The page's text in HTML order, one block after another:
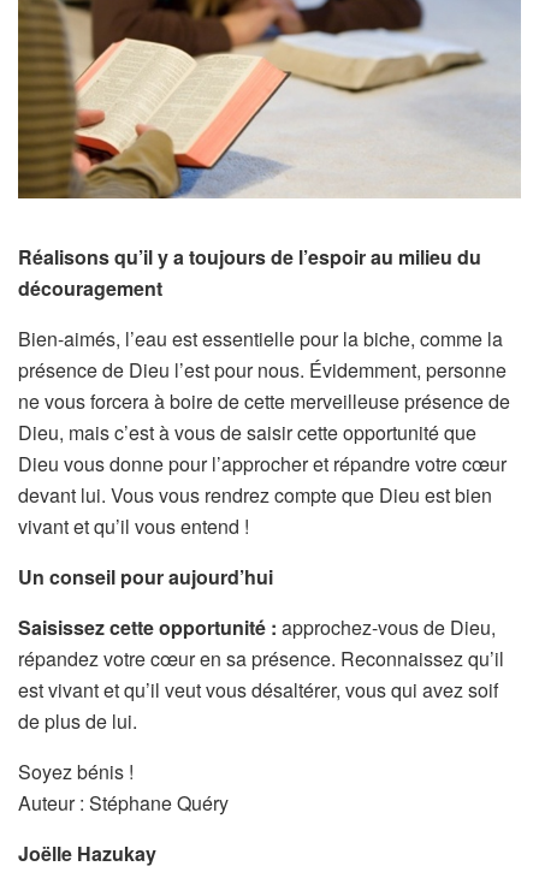
Réalisons qu’il y a toujours de l’espoir au milieu du
découragement
Bien-aimés, l’eau est essentielle pour la biche, comme la
présence de Dieu l’est pour nous. Évidemment, personne
ne vous forcera à boire de cette merveilleuse présence de
Dieu, mais c’est à vous de saisir cette opportunité que
Dieu vous donne pour l’approcher et répandre votre cœur
devant lui. Vous vous rendrez compte que Dieu est bien
vivant et qu’il vous entend !
Un conseil pour aujourd’hui
Saisissez cette opportunité : approchez-vous de Dieu,
répandez votre cœur en sa présence. Reconnaissez qu’il
est vivant et qu’il veut vous désaltérer, vous qui avez soif
de plus de lui.
Soyez bénis !
Auteur : Stéphane Quéry
Joëlle Hazukay